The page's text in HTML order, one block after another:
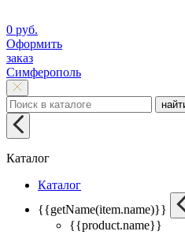
0 руб.
Оформить
заказ
Симферополь
Каталог
Каталог
{{getName(item.name)}}
{{product.name}}